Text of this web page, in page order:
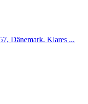
Dänemark. Klares ...